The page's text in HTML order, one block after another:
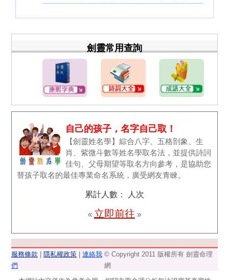
劍靈常用查詢
自己的孩子，名字自己取！
【劍靈姓名學】綜合八字、五格剖象、生
肖、紫微斗數等姓名學取名法，並提供詩詞
佳句、父母期望等取名方向參考，是協助您
替孩子取名的最佳專業命名系統，廣受網友青睞。
累計人數： 人次
« 立即前往 »
服務條款 隱私權政策
連絡我
們
© Copyright 2011 版權所有 劍靈命理
網